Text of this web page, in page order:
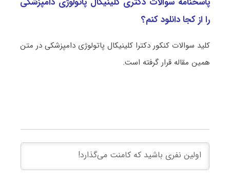
را از کجا دانلود کنم؟
کلید سوالات کنکور دکترا کلینیکال پاتولوژی دامپزشکی در متن
همین مقاله قرار گرفته است.